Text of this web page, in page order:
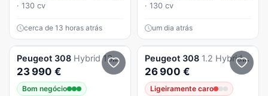
· 130 cv
cerca de 13 horas atrás
· 130 cv
um dia atrás
Peugeot 308 Hybrid 136 e-DSC6 Allure
23 990 €
Bom negócio
Peugeot 308 1.2 Hybrid Style e-DCS6
26 900 €
Ligeiramente caro